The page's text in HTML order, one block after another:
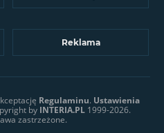
Reklama
Regulaminu. Ustawienia
by INTERIA.PL 1999-2026.
zastrzeżone.